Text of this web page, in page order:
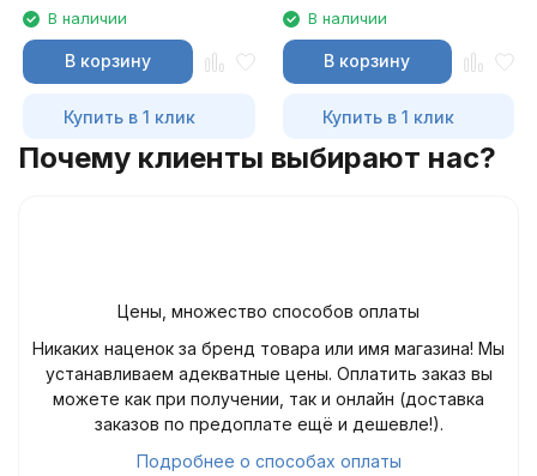
В наличии
В корзину
Купить в 1 клик
В наличии
В корзину
Купить в 1 клик
Почему клиенты выбирают нас?
Цены, множество способов оплаты
Никаких наценок за бренд товара или имя магазина! Мы
устанавливаем адекватные цены. Оплатить заказ вы
можете как при получении, так и онлайн (доставка
заказов по предоплате ещё и дешевле!).
Подробнее о способах оплаты